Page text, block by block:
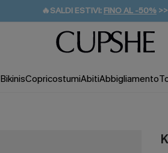
🔥SALDI ESTIVI: FINO AL -50% >>
🚚SPEDIZIONE GRATUITA DA 49€
💌REGALO PER I NUOVI: 20% DI
BikinisCopricostumiAbitiAbbigliamento